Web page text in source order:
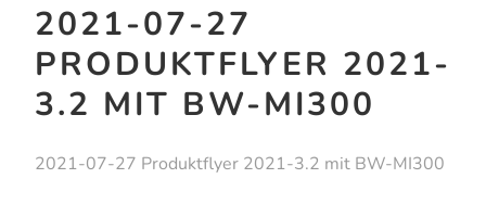
2021-07-27
PRODUKTFLYER 2021-
3.2 MIT BW-MI300
2021-07-27 Produktflyer 2021-3.2 mit BW-MI300